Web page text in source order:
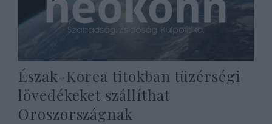
Észak-Korea titokban tüzérségi
lövedékeket szállíthat
Oroszországnak